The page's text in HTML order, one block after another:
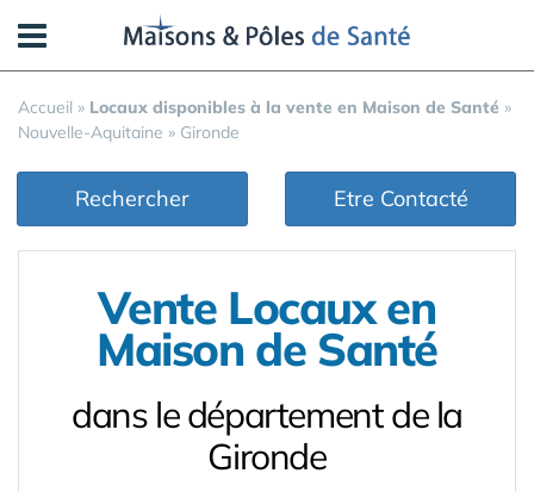
Accueil » Locaux disponibles à la vente en Maison de Santé »
Nouvelle-Aquitaine » Gironde
Rechercher Etre Contacté
Vente Locaux en
Maison de Santé
dans le département de la
Gironde
Panneau de gestion des cookies